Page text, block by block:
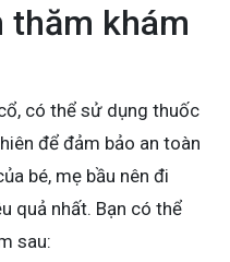
thăm khám
có thể sử dụng thuốc
để đảm bảo an toàn
bé, mẹ bầu nên đi
quả nhất. Bạn có thể
sau: